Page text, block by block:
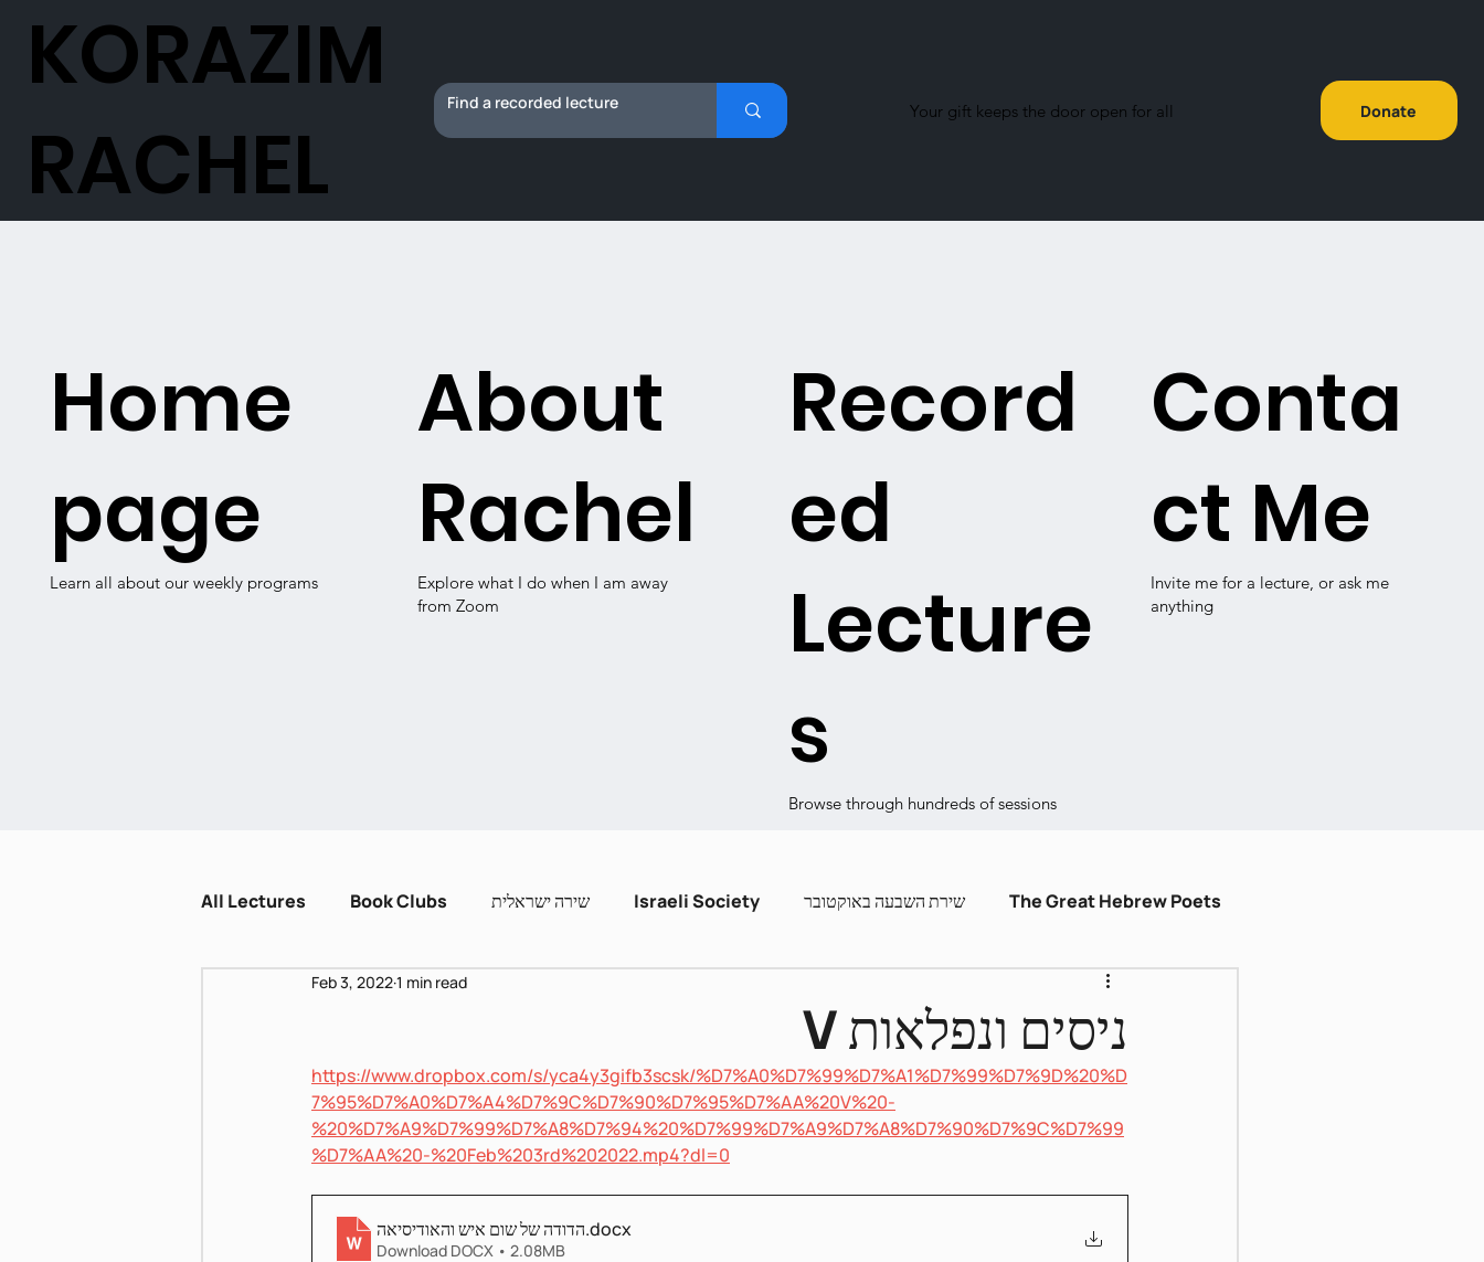
Donate
Your gift keeps the door open for all
KORAZIM
RACHEL
All Lectures Book Clubs שירה ישראלית Israeli Society שירת השבעה באוקטובר The Great Hebrew Poets
Dissent and Crisis Zot Hashira עברית קלה
Pnei Shabbat
ניסים ונפלאות V
Feb 3, 20221 min read
https://www.dropbox.com/s/yca4y3gifb3scsk/%D7%A0%D7%99%D7%A1%D7%99%D7%9D%20%D
7%95%D7%A0%D7%A4%D7%9C%D7%90%D7%95%D7%AA%20V%20-
%20%D7%A9%D7%99%D7%A8%D7%94%20%D7%99%D7%A9%D7%A8%D7%90%D7%9C%D7%99
%D7%AA%20-%20Feb%203rd%202022.mp4?dl=0
הדודה של שום איש והאודיסיאה.docx
Download DOCX • 2.08MB
Conta
ct Me
Invite me for a lecture, or ask me
anything
Record
ed
Lecture
s
Browse through hundreds of sessions
About
Rachel
Explore what I do when I am away
from Zoom
Home
page
Learn all about our weekly programs